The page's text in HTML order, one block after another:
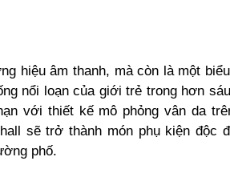
hiệu âm thanh, mà còn là một
nổi loạn của giới trẻ trong hơn
với thiết kế mô phỏng vân da
sẽ trở thành món phụ kiện độc
phố.